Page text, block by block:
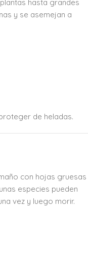
hasta grandes
y se asemejan a
de heladas.
con hojas gruesas
especies pueden
vez y luego morir.